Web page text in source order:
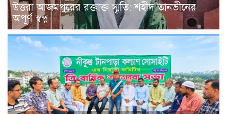
উত্তরা আজমপুরের রক্তাক্ত স্মৃতি: শহীদ তানভীনের
অপূর্ণ স্বপ্ন